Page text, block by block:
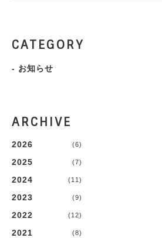
CATEGORY
- お知らせ
ARCHIVE
2026 (6)
2025 (7)
2024 (11)
2023 (9)
2022 (12)
2021 (8)